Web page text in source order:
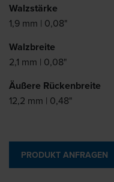
Walzstärke
1,9 mm | 0,08"
Walzbreite
2,1 mm | 0,08"
Äußere Rückenbreite
12,2 mm | 0,48"
PRODUKT ANFRAGEN